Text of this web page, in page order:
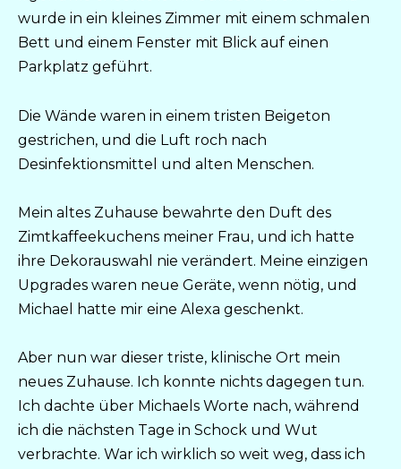
wurde in ein kleines Zimmer mit einem schmalen
Bett und einem Fenster mit Blick auf einen
Parkplatz geführt.
Die Wände waren in einem tristen Beigeton
gestrichen, und die Luft roch nach
Desinfektionsmittel und alten Menschen.
Mein altes Zuhause bewahrte den Duft des
Zimtkaffeekuchens meiner Frau, und ich hatte
ihre Dekorauswahl nie verändert. Meine einzigen
Upgrades waren neue Geräte, wenn nötig, und
Michael hatte mir eine Alexa geschenkt.
Aber nun war dieser triste, klinische Ort mein
neues Zuhause. Ich konnte nichts dagegen tun.
Ich dachte über Michaels Worte nach, während
ich die nächsten Tage in Schock und Wut
verbrachte. War ich wirklich so weit weg, dass ich